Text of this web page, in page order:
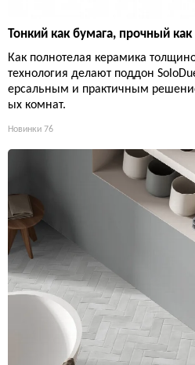
Тонкий как бумага, прочный
Как полнотелая керамика
технология делают поддон
ерсальным и практичным
ых комнат.
Новинки 76